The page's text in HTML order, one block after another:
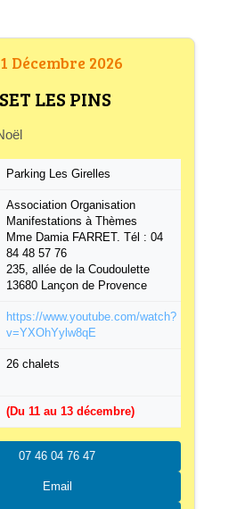
Décembre 2026
LES PINS
Parking Les Girelles
Association Organisation
Manifestations à Thèmes
Mme Damia FARRET. Tél : 04
84 48 57 76
235, allée de la Coudoulette
13680 Lançon de Provence
https://www.youtube.com/watch?
v=YXOhYylw8qE
26 chalets
(Du 11 au 13 décembre)
07 46 04 76 47
Email